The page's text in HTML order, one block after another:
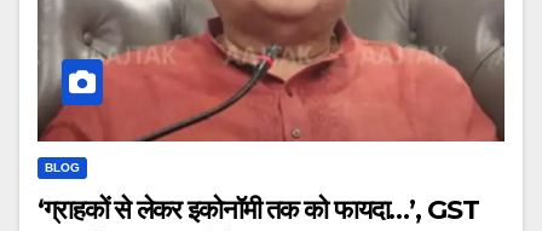
BLOG
‘ग्राहकों से लेकर इकोनॉमी तक को फायदा…’, GST